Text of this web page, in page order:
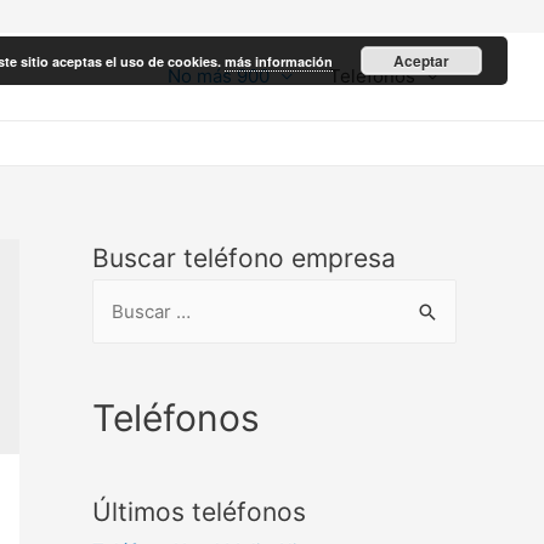
No más 900 Teléfonos
Buscar teléfono empresa
c
:
Teléfonos
Últimos teléfonos
sitio aceptas el uso de cookies. más información Aceptar